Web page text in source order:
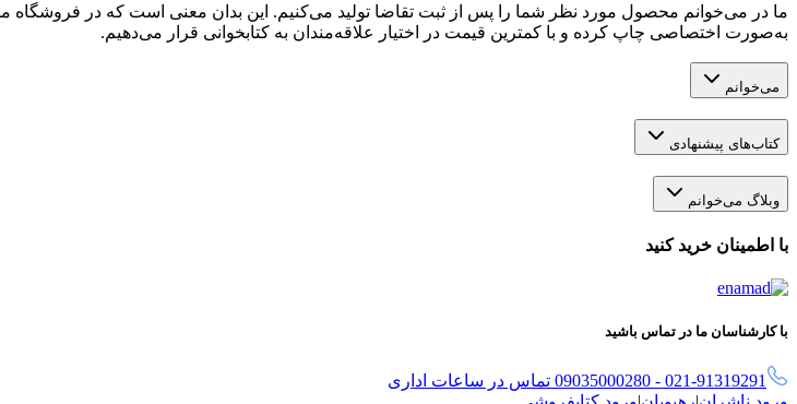
ما در می‌خوانم محصول مورد نظر شما را پس از ثبت تقاضا تولید می‌کنیم. این بدان معنی است که در فروشگاه
به‌صورت اختصاصی چاپ کرده و با کمترین قیمت در اختیار علاقه‌مندان به کتابخوانی قرار می‌دهیم.
می‌خوانم
کتاب‌های پیشنهادی
وبلاگ می‌خوانم
با اطمینان خرید کنید
با کارشناسان ما در تماس باشید
021-91319291 - 09035000280 تماس در ساعات اداری